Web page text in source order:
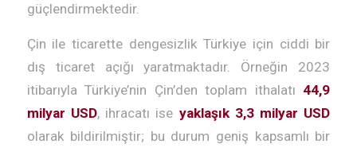
güçlendirmektedir.
Çin ile ticarette dengesizlik Türkiye için ciddi bir
dış ticaret açığı yaratmaktadır. Örneğin 2023
itibarıyla Türkiye’nin Çin’den toplam ithalatı 44,9
milyar USD, ihracatı ise yaklaşık 3,3 milyar USD
olarak bildirilmiştir; bu durum geniş kapsamlı bir